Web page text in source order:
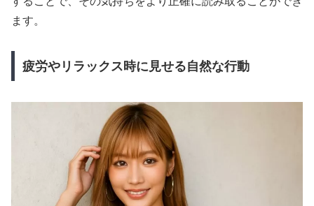
ます。
疲労やリラックス時に見せる自然な行動